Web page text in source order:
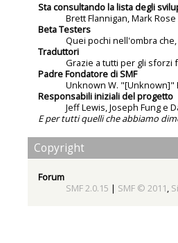
Sta consultando la lista degli
Brett Flannigan, Mark
Beta Testers
Quei pochi nell'ombra
Traduttori
Grazie a tutti per gli sforzi
Padre Fondatore di SMF
Unknown W. "[Unknown]"
Responsabili iniziali del progetto
Jeff Lewis, Joseph Fung e
E per tutti quelli che abbiamo
Copyright
Forum
SMF 2.0.15 | SMF © 2011,